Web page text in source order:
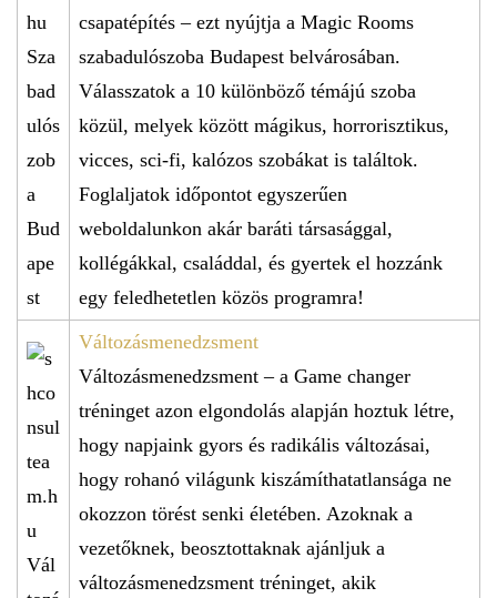
csapatépítés – ezt nyújtja a Magic Rooms
szabadulószoba Budapest belvárosában.
Válasszatok a 10 különböző témájú szoba
közül, melyek között mágikus, horrorisztikus,
vicces, sci-fi, kalózos szobákat is találtok.
Foglaljatok időpontot egyszerűen
weboldalunkon akár baráti társasággal,
kollégákkal, családdal, és gyertek el hozzánk
egy feledhetetlen közös programra!
Változásmenedzsment
Változásmenedzsment – a Game changer
tréninget azon elgondolás alapján hoztuk létre,
hogy napjaink gyors és radikális változásai,
hogy rohanó világunk kiszámíthatatlansága ne
okozzon törést senki életében. Azoknak a
vezetőknek, beosztottaknak ajánljuk a
változásmenedzsment tréninget, akik